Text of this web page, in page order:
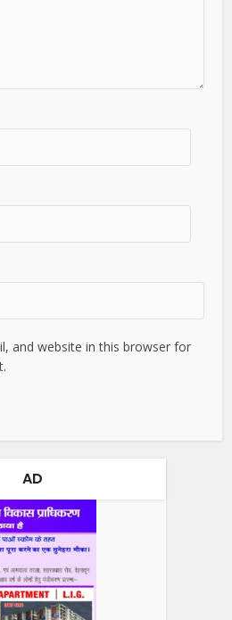
and website in this browser for
AD